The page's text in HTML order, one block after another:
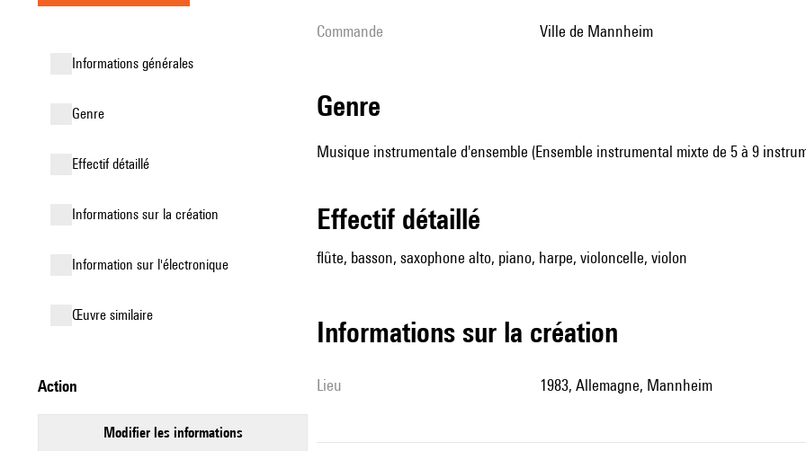
informations générales
genre
effectif détaillé
informations sur la création
Information sur l'électronique
œuvre similaire
action
modifier les informations
Commande Ville de Mannheim
genre
Musique instrumentale d'ensemble (Ensemble instrumental mixte de 5 à 9
effectif détaillé
flûte, basson, saxophone alto, piano, harpe, violoncelle, violon
informations sur la création
lieu 1983, Allemagne, Mannheim